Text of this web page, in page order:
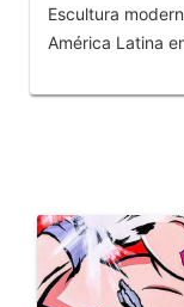
Escultura
América Latina